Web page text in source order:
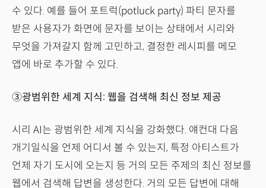
수 있다. 예를 들어 포트럭(potluck party) 파티 문자를
받은 사용자가 화면에 문자를 보이는 상태에서 시리와
무엇을 가져갈지 함께 고민하고, 결정한 레시피를 메모
앱에 바로 추가할 수 있다.
③광범위한 세계 지식: 웹을 검색해 최신 정보 제공
시리 AI는 광범위한 세계 지식을 강화했다. 얘컨대 다음
개기일식을 언제 어디서 볼 수 있는지, 특정 아티스트가
언제 자기 도시에 오는지 등 거의 모든 주제의 최신 정보를
웹에서 검색해 답변을 생성한다. 거의 모든 답변에 대해